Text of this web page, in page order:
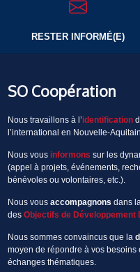
RESTER INFORMÉ(E)
SO Coopération
Nous travaillons à l’identification
l’international en Nouvelle-
Nous vous informons sur les
(appel à projets, événements,
bénévoles ou volontaires, etc.).
Nous vous accompagnons dans
des Objectifs de Développement
Nous sommes convaincus que la
moyen de répondre à vos besoins
échanges thématiques.